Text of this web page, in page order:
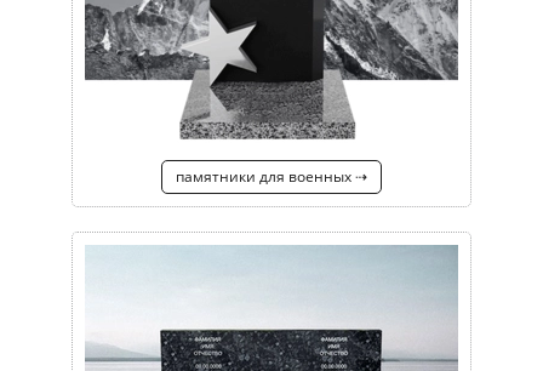
памятники для военных ⇢